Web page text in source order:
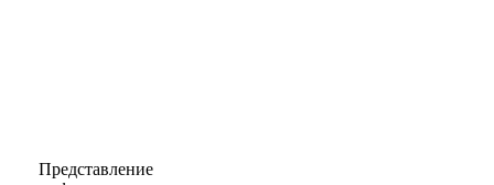
Представление